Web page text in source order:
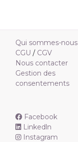
Qui sommes-nous
CGU / CGV
Nous contacter
Gestion des
consentements
Facebook
Linkedln
Instagram